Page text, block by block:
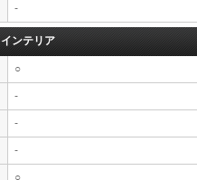
-
インテリア
○
-
-
-
○